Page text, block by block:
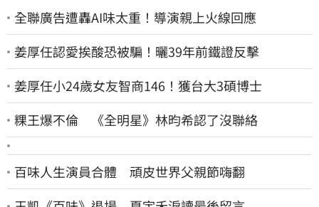
全聯廣告遭轟AI味太重！導演親上火線回應
姜厚任認愛挨酸恐被騙！曬39年前鐵證反擊
姜厚任小24歲女友智商146！獲台大3碩博士
粿王爆不倫 《全明星》林昀希認了沒聯絡
百味人生演員合體 頑皮世界父親節嗨翻